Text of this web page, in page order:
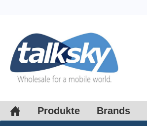
Produkte Brands